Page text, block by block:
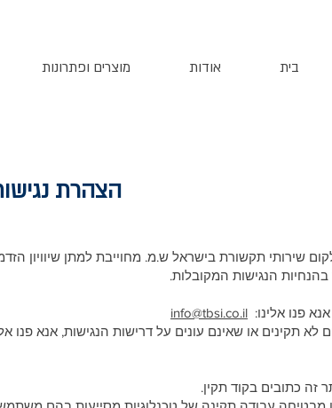
מוצרים ופתרונות אודות בית
הצהרת
שירותי תקשורת בישראל ש.מ. מחוייבת למתן שיוויון
הנגישות המקובלות.
פנו אלינו: info@tbsi.co.il
לא תקינים או שאינם עונים על דרישות הנגישות, אנא פנו
זה כתובים בקוד תקין.